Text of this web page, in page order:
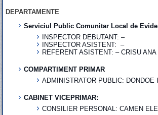
DEPARTAMENTE
Serviciul Public Comunitar Local de
INSPECTOR DEBUTANT: –
INSPECTOR ASISTENT: –
REFERENT ASISTENT: – CRISU
COMPARTIMENT PRIMAR
ADMINISTRATOR PUBLIC: DONDOE
CABINET VICEPRIMAR:
CONSILIER PERSONAL: CAMEN